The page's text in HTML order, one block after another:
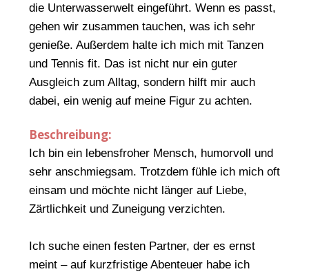
die Unterwasserwelt eingeführt. Wenn es passt,
gehen wir zusammen tauchen, was ich sehr
genieße. Außerdem halte ich mich mit Tanzen
und Tennis fit. Das ist nicht nur ein guter
Ausgleich zum Alltag, sondern hilft mir auch
dabei, ein wenig auf meine Figur zu achten.
Beschreibung:
Ich bin ein lebensfroher Mensch, humorvoll und
sehr anschmiegsam. Trotzdem fühle ich mich oft
einsam und möchte nicht länger auf Liebe,
Zärtlichkeit und Zuneigung verzichten.
Ich suche einen festen Partner, der es ernst
meint – auf kurzfristige Abenteuer habe ich